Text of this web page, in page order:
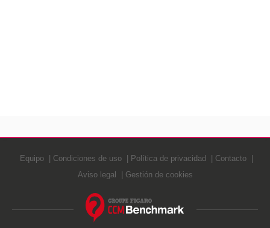
Equipo Condiciones de uso Política de privacidad
Contacto
Aviso legal
Gestión de cookies